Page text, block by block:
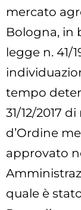
mercato
Bologna, in
legge n. 41/
tempo
31/12/2017
d’Ordine
approvato
quale è